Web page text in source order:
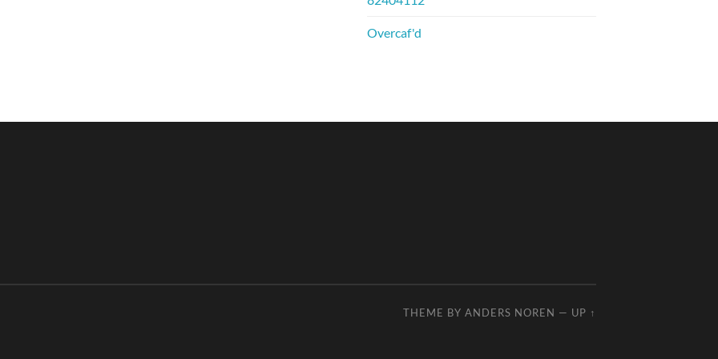
Overcaf'd
THEME BY ANDERS NOREN — UP ↑